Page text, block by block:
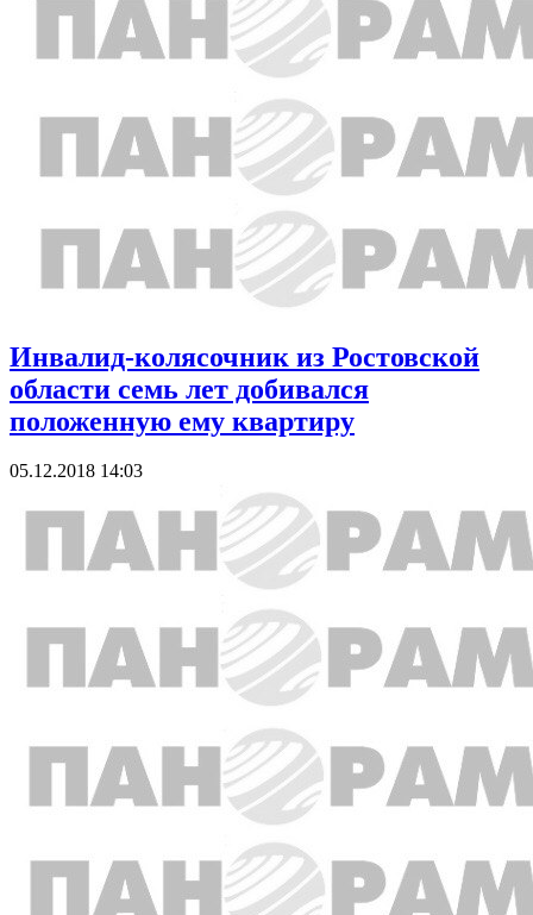
Инвалид-колясочник из Ростовской
области семь лет добивался
положенную ему квартиру
05.12.2018 14:03